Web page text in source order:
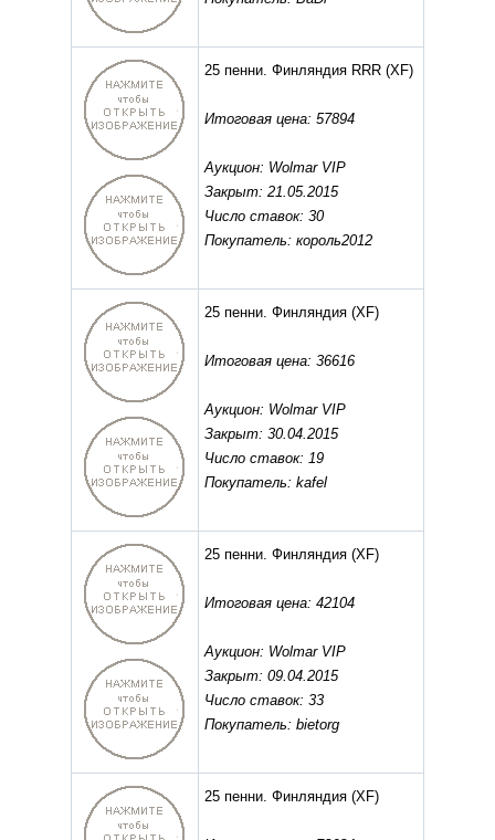
25 пенни. Финляндия RRR (XF)
Итоговая цена: 57894
Аукцион: Wolmar VIP
Закрыт: 21.05.2015
Число ставок: 30
Покупатель: король2012
25 пенни. Финляндия (XF)
Итоговая цена: 36616
Аукцион: Wolmar VIP
Закрыт: 30.04.2015
Число ставок: 19
Покупатель: kafel
25 пенни. Финляндия (XF)
Итоговая цена: 42104
Аукцион: Wolmar VIP
Закрыт: 09.04.2015
Число ставок: 33
Покупатель: bietorg
25 пенни. Финляндия (XF)